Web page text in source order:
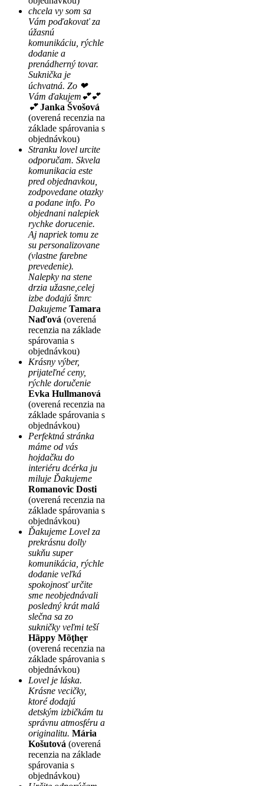
chcela vy som sa
Vám poďakovať za
úžasnú
komunikáciu, rýchle
dodanie a
prenádherný tovar.
Suknička je
úchvatná. Zo ❤
Vám ďakujem💕💕
💕 Janka Švošová
(overená recenzia na
základe spárovania s
objednávkou)
Stranku lovel urcite
odporučam. Skvela
komunikacia este
pred objednavkou,
zodpovedane otazky
a podane info. Po
objednani nalepiek
rychke dorucenie.
Aj napriek tomu ze
su personalizovane
(vlastne farebne
prevedenie).
Nalepky na stene
drzia užasne,celej
izbe dodajú šmrc
Dakujeme Tamara
Naďová (overená
recenzia na základe
spárovania s
objednávkou)
Krásny výber,
prijateľné ceny,
rýchle doručenie
Evka Hullmanová
(overená recenzia na
základe spárovania s
objednávkou)
Perfektná stránka
máme od vás
hojdačku do
interiéru dcérka ju
miluje Ďakujeme
Romanovic Dosti
(overená recenzia na
základe spárovania s
objednávkou)
Ďakujeme Lovel za
prekrásnu dolly
sukňu super
komunikácia, rýchle
dodanie veľká
spokojnosť určite
sme neobjednávali
posledný krát malá
slečna sa zo
sukničky veľmi teší
Hãppy Mõţhęr
(overená recenzia na
základe spárovania s
objednávkou)
Lovel je láska.
Krásne vecičky,
ktoré dodajú
detským izbičkám tu
správnu atmosféru a
originalitu. Mária
Košutová (overená
recenzia na základe
spárovania s
objednávkou)